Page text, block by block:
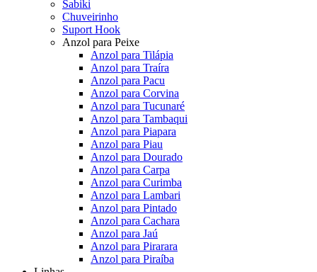
Sabiki
Chuveirinho
Suport Hook
Anzol para Peixe
Anzol para Tilápia
Anzol para Traíra
Anzol para Pacu
Anzol para Corvina
Anzol para Tucunaré
Anzol para Tambaqui
Anzol para Piapara
Anzol para Piau
Anzol para Dourado
Anzol para Carpa
Anzol para Curimba
Anzol para Lambari
Anzol para Pintado
Anzol para Cachara
Anzol para Jaú
Anzol para Pirarara
Anzol para Piraíba